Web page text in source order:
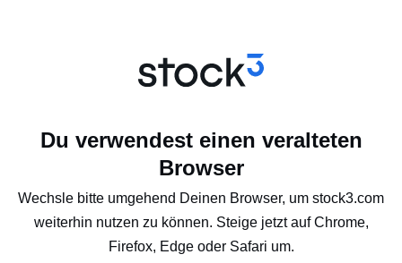
Du verwendest einen veralteten
Browser
Wechsle bitte umgehend Deinen Browser, um stock3.com
weiterhin nutzen zu können. Steige jetzt auf Chrome,
Firefox, Edge oder Safari um.